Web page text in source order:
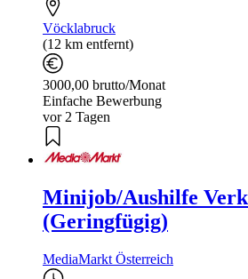
Vöcklabruck
(12 km entfernt)
3000,00 brutto/Monat
Einfache Bewerbung
vor 2 Tagen
Minijob/Aushilfe
(Geringfügig)
MediaMarkt Österreich